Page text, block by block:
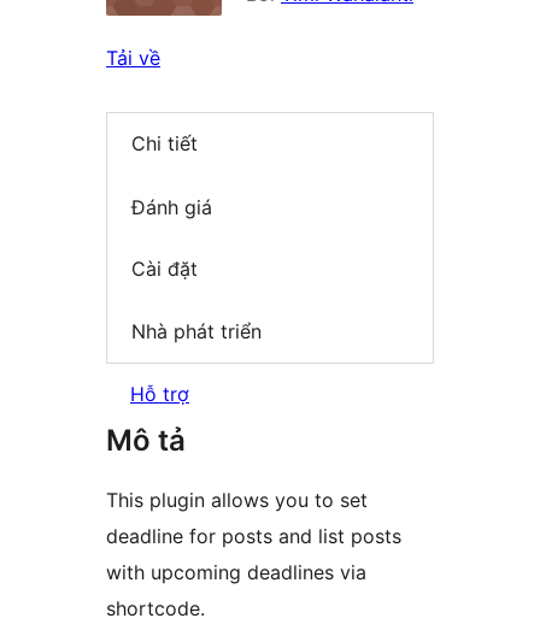
Tải về
Chi tiết
Đánh giá
Cài đặt
Nhà phát triển
Hỗ trợ
Mô tả
This plugin allows you to set
deadline for posts and list posts
with upcoming deadlines via
shortcode.